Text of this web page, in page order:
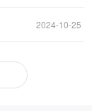
2024-10-25